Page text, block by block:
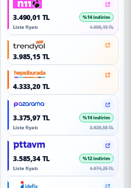
3.490,01 TL %14 indirim
Liste fiyatı 4.058,15 TL
3.985,15 TL
4.333,20 TL
3.375,97 TL %14 indirim
Liste fiyatı 3.925,55 TL
3.585,34 TL %12 indirim
Liste fiyatı 4.074,25 TL